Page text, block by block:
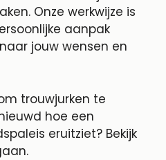
Onze werkwijze is
aanpak
jouw wensen en
trouwjurken te
hoe een
eruitziet? Bekijk